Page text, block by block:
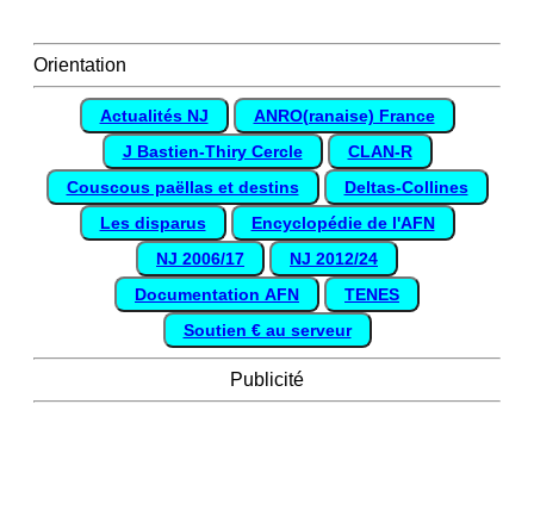
Orientation
Actualités NJ
ANRO(ranaise) France
J Bastien-Thiry Cercle
CLAN-R
Couscous paëllas et destins
Deltas-Collines
Les disparus
Encyclopédie de l'AFN
NJ 2006/17
NJ 2012/24
Documentation AFN
TENES
Soutien € au serveur
Publicité